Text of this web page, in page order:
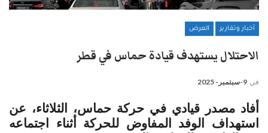
أخبار وتقارير العرض
الاحتلال يستهدف قيادة حماس في قطر
في 9-سبتمبر- 2025
أفاد مصدر قيادي في حركة حماس، الثلاثاء، عن
استهداف الوفد المفاوض للحركة أثناء اجتماعه